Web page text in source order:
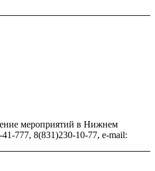
мероприятий в Нижнем
777, 8(831)230-10-77, e-mail: